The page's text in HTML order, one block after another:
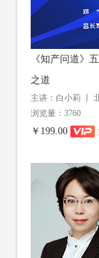
《知产问道》
之道
主讲：白小莉 丨
浏览量：3760
￥199.00